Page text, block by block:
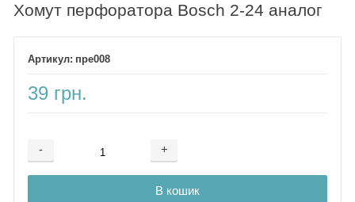
Хомут перфоратора Bosch 2-24 аналог
пре008
39 грн.
- +
Додається ...
В кошик
Доданий